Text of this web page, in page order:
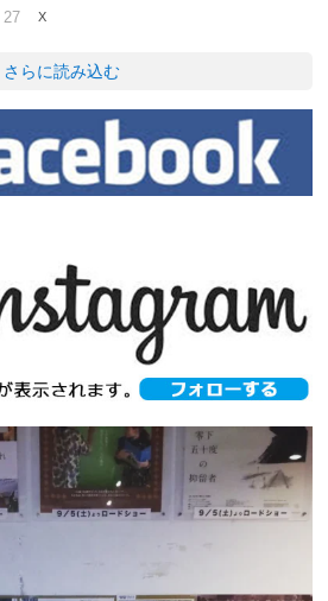
27 X
さらに読み込む